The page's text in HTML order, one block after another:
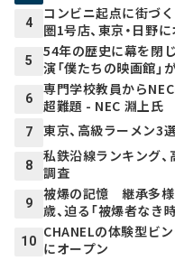
4
コンビニ起点に街づ
圏1号店、東京・日野
5
54年の歴史に幕を閉
演「僕たちの映画館」
6
専門学校教員からNEC
超難題 - NEC 淵上氏
7 東京、高級ラーメン3
8
私鉄沿線ランキング
調査
9
被爆の記憶 継承多
歳、迫る「被爆者なき時
10
CHANELの体験型ビ
にオープン